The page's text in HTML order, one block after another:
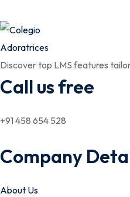
Discover top LMS features
Call us free
+91 458 654 528
Company
About Us